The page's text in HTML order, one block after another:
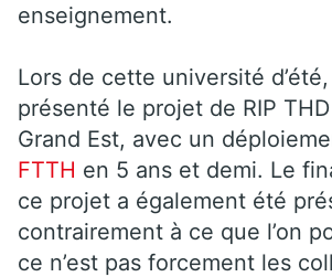
enseignement.
Lors de cette université
présenté le projet de RIP
Grand Est, avec un
FTTH en 5 ans et demi. Le
ce projet a également été
contrairement à ce que l’on
ce n’est pas forcement les